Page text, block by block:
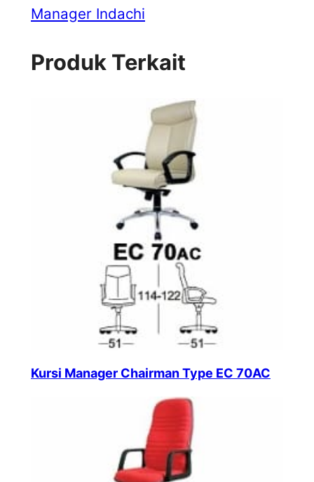
Manager Indachi
Produk Terkait
Kursi Manager Chairman Type EC 70AC